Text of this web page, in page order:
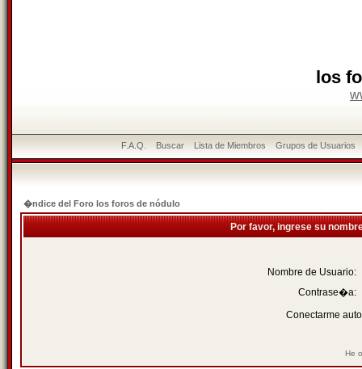
los
F.A.Q. Buscar Lista de Miembros Grupos de Usuarios
�ndice del Foro los foros de nódulo
Por favor, ingrese su
Nombre de Usuario:
Contrase�a:
Conectarme
He